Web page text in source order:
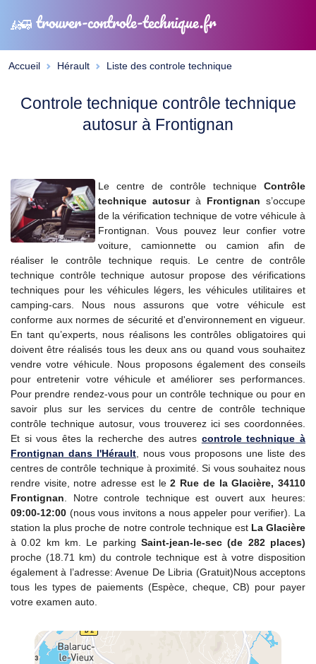
trouver-controle-technique.fr
Accueil Hérault Liste des controle technique
Controle technique contrôle technique
autosur à Frontignan
Le centre de contrôle technique Contrôle
technique autosurà Frontignan s’occupe
de la vérification technique de votre véhicule à
Frontignan. Vous pouvez leur confier votre
voiture, camionnette ou camion afin de
réaliser le contrôle technique requis. Le centre de contrôle
technique contrôle technique autosur propose des vérifications
techniques pour les véhicules légers, les véhicules utilitaires et
camping-cars. Nous nous assurons que votre véhicule est
conforme aux normes de sécurité et d'environnement en vigueur.
En tant qu’experts, nous réalisons les contrôles obligatoires qui
doivent être réalisés tous les deux ans ou quand vous souhaitez
vendre votre véhicule. Nous proposons également des conseils
pour entretenir votre véhicule et améliorer ses performances.
Pour prendre rendez-vous pour un contrôle technique ou pour en
savoir plus sur les services du centre de contrôle technique
contrôle technique autosur, vous trouverez ici ses coordonnées.
Et si vous êtes la recherche des autres controle technique à
Frontignan dans l'Hérault , nous vous proposons une liste des
centres de contrôle technique à proximité. Si vous souhaitez nous
rendre visite, notre adresse est le2 Rue de la Glacière, 34110
Frontignan . Notre controle technique est ouvert aux heures:
09:00-12:00 (nous vous invitons a nous appeler pour verifier). La
station la plus proche de notre controle technique est La Glacière
à 0.02 km km. Le parking Saint-jean-le-sec (de 282 places)
proche (18.71 km) du controle technique est à votre disposition
également à l’adresse: Avenue De Libria (Gratuit)Nous acceptons
tous les types de paiements (Espèce, cheque, CB) pour payer
votre examen auto.